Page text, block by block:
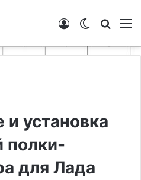
Switch skin
Войти
и установка
полки-
для Лада